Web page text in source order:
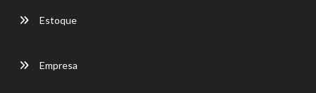
Estoque
Empresa